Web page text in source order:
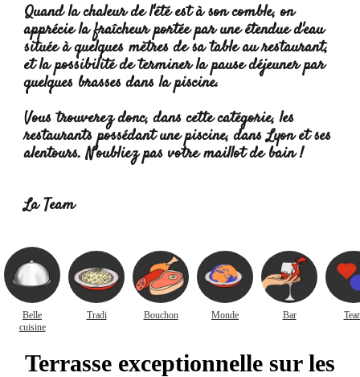
Quand la chaleur de l'été est à son comble, on
apprécie la fraîcheur portée par une étendue d'eau
située à quelques mètres de sa table au restaurant,
et la possibilité de terminer la pause déjeuner par
quelques brasses dans la piscine.
Vous trouverez donc, dans cette catégorie, les
restaurants possédant une piscine, dans Lyon et ses
alentours. N'oubliez pas votre maillot de bain !
La Team
Belle
cuisine
Tradi Bouchon Monde Bar
Terrasse exceptionnelle sur les